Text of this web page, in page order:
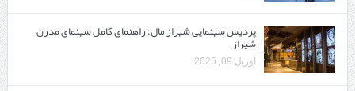
پردیس سینمایی شیراز مال: راهنمای کامل سینمای مدرن
شیراز
آوریل 09, 2025